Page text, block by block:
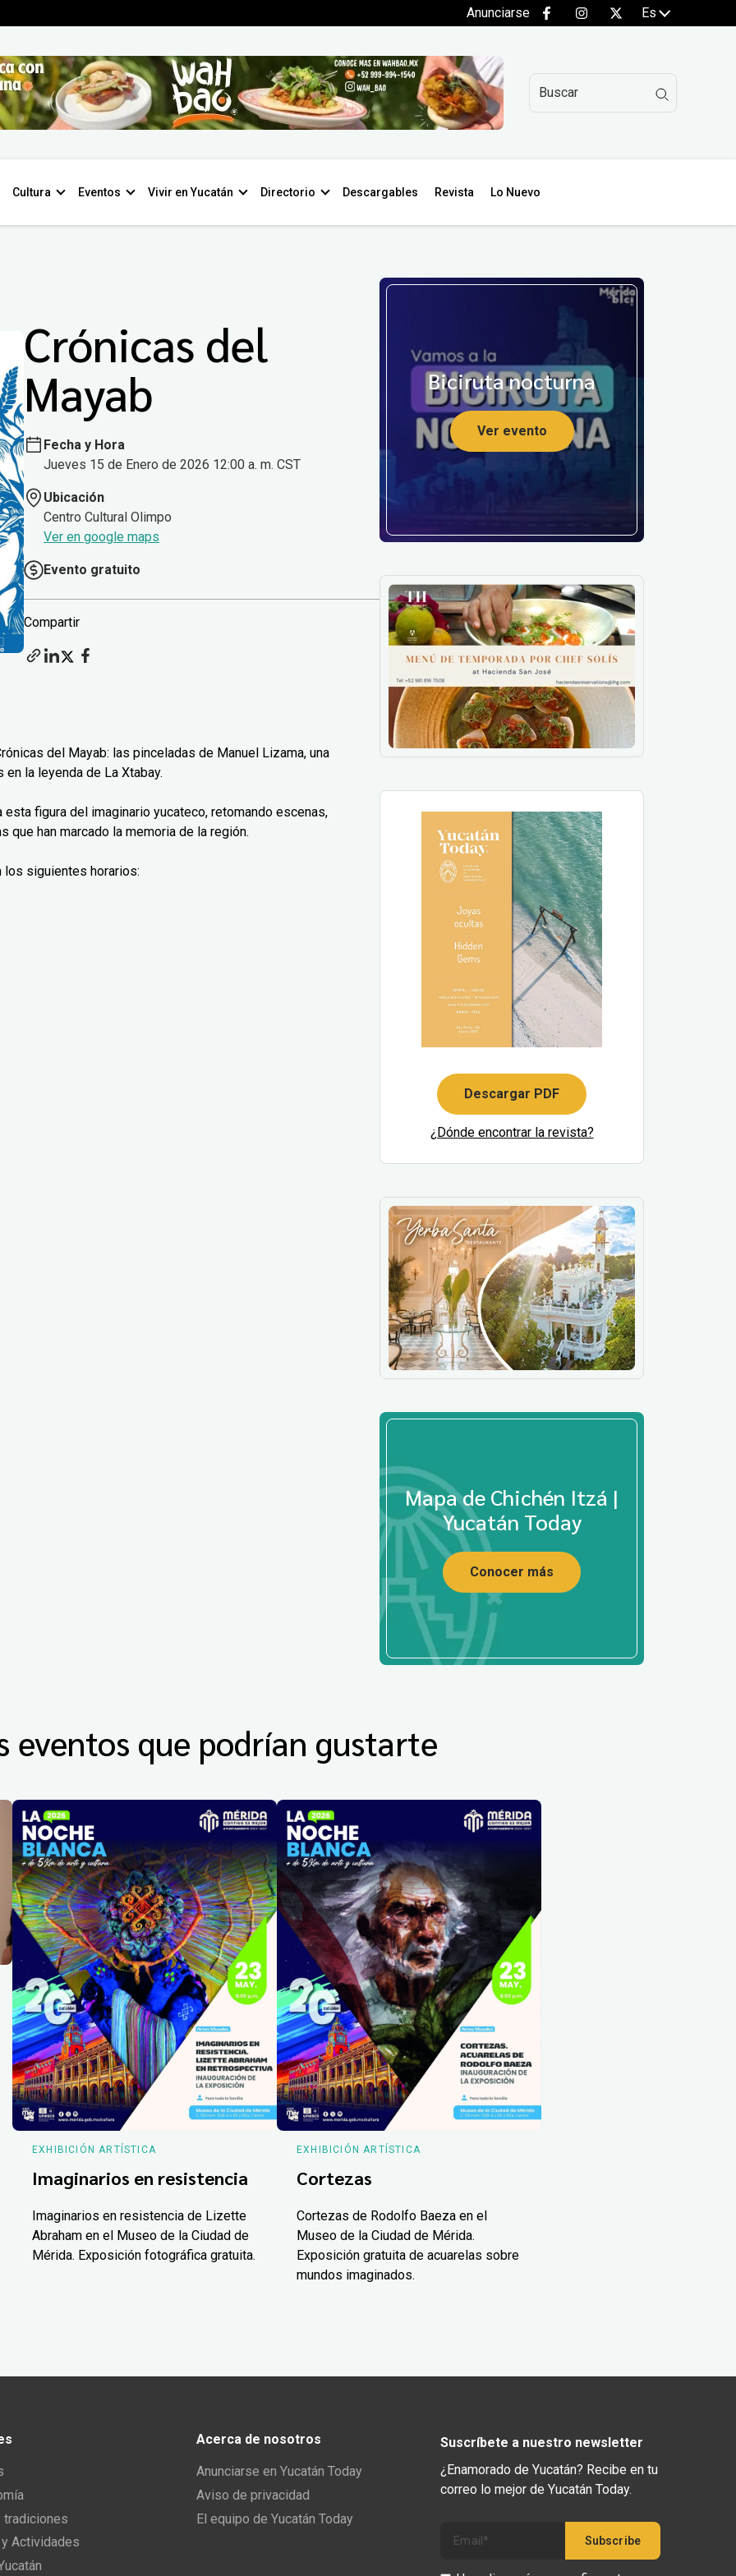
Anunciarse Es
Cultura Eventos Vivir en Yucatán Directorio Descargables Revista Lo Nuevo
Crónicas del
Mayab
Fecha y Hora
Jueves 15 de Enero de 2026 12:00 a. m. CST
Ubicación
Centro Cultural Olimpo
Ver en google maps
Evento gratuito
Compartir
del Mayab: las pinceladas de Manuel Lizama, una
la leyenda de La Xtabay.
figura del imaginario yucateco, retomando escenas,
han marcado la memoria de la región.
siguientes horarios:
Biciruta nocturna
Ver evento
Descargar PDF
¿Dónde encontrar la revista?
Mapa de Chichén Itzá |
Yucatán Today
Conocer más
eventos que podrían gustarte
EXHIBICIÓN ARTÍSTICA
Imaginarios en resistencia
Imaginarios en resistencia de Lizette
Abraham en el Museo de la Ciudad de
Mérida. Exposición fotográfica gratuita.
EXHIBICIÓN ARTÍSTICA
Cortezas
Cortezas de Rodolfo Baeza en el
Museo de la Ciudad de Mérida.
Exposición gratuita de acuarelas sobre
mundos imaginados.
tradiciones
Actividades
Acerca de nosotros
Anunciarse en Yucatán Today
Aviso de privacidad
El equipo de Yucatán Today
Suscríbete a nuestro newsletter
¿Enamorado de Yucatán? Recibe en tu
correo lo mejor de Yucatán Today.